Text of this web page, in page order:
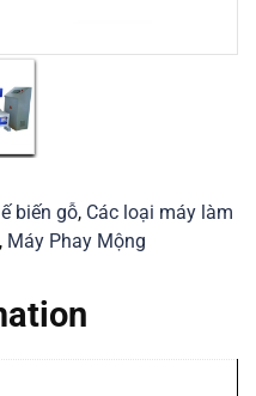
biến gỗ, Các loại máy làm
Máy Phay Mộng